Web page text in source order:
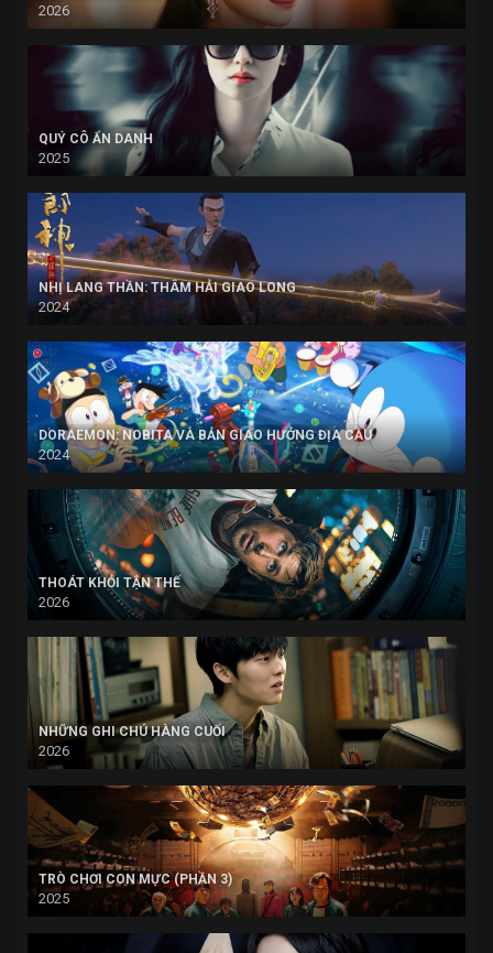
2026
QUÝ CÔ ẨN DANH
2025
NHỊ LANG THẦN: THÂM HẢI GIAO LONG
2024
DORAEMON: NOBITA VÀ BẢN GIAO HƯỞNG ĐỊA CẦU
2024
THOÁT KHỎI TẬN THẾ
2026
NHỮNG GHI CHÚ HÀNG CUỐI
2026
TRÒ CHƠI CON MỰC (PHẦN 3)
2025